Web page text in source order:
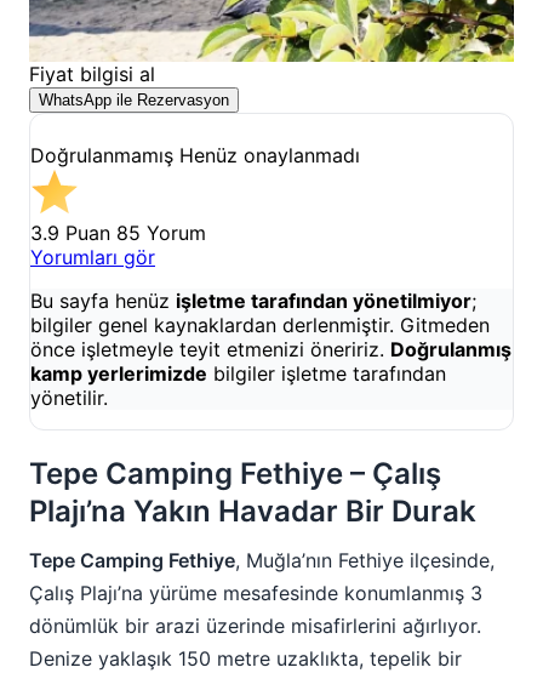
Fiyat bilgisi al
WhatsApp ile Rezervasyon
Doğrulanmamış Henüz onaylanmadı
3.9 Puan 85 Yorum
Yorumları gör
Bu sayfa henüz işletme tarafından yönetilmiyor;
bilgiler genel kaynaklardan derlenmiştir. Gitmeden
önce işletmeyle teyit etmenizi öneririz. Doğrulanmış
kamp yerlerimizde bilgiler işletme tarafından
yönetilir.
Tepe Camping Fethiye – Çalış
Plajı’na Yakın Havadar Bir Durak
Tepe Camping Fethiye, Muğla’nın Fethiye ilçesinde,
Çalış Plajı’na yürüme mesafesinde konumlanmış 3
dönümlük bir arazi üzerinde misafirlerini ağırlıyor.
Denize yaklaşık 150 metre uzaklıkta, tepelik bir